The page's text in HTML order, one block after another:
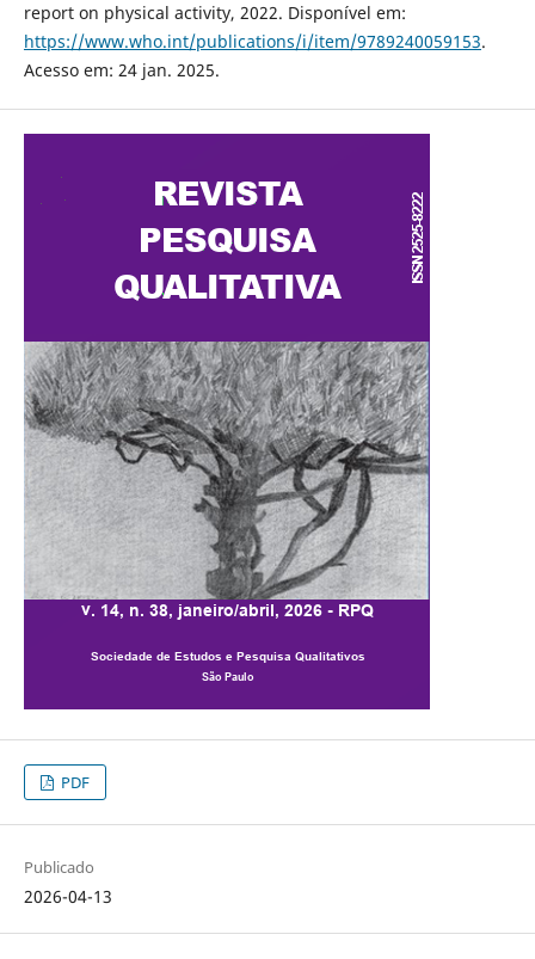
report on physical activity, 2022. Disponível em:
https://www.who.int/publications/i/item/9789240059153.
Acesso em: 24 jan. 2025.
PDF
Publicado
2026-04-13